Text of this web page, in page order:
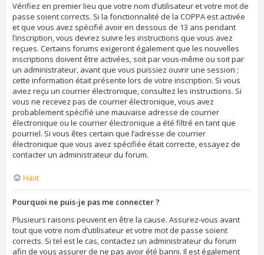
Vérifiez en premier lieu que votre nom d’utilisateur et votre mot de
passe soient corrects. Si la fonctionnalité de la COPPA est activée
et que vous avez spécifié avoir en dessous de 13 ans pendant
l’inscription, vous devrez suivre les instructions que vous avez
reçues. Certains forums exigeront également que les nouvelles
inscriptions doivent être activées, soit par vous-même ou soit par
un administrateur, avant que vous puissiez ouvrir une session ;
cette information était présente lors de votre inscription. Si vous
aviez reçu un courrier électronique, consultez les instructions. Si
vous ne recevez pas de courrier électronique, vous avez
probablement spécifié une mauvaise adresse de courrier
électronique ou le courrier électronique a été filtré en tant que
pourriel. Si vous êtes certain que l’adresse de courrier
électronique que vous avez spécifiée était correcte, essayez de
contacter un administrateur du forum.
Haut
Pourquoi ne puis-je pas me connecter ?
Plusieurs raisons peuvent en être la cause. Assurez-vous avant
tout que votre nom d’utilisateur et votre mot de passe soient
corrects. Si tel est le cas, contactez un administrateur du forum
afin de vous assurer de ne pas avoir été banni. Il est également